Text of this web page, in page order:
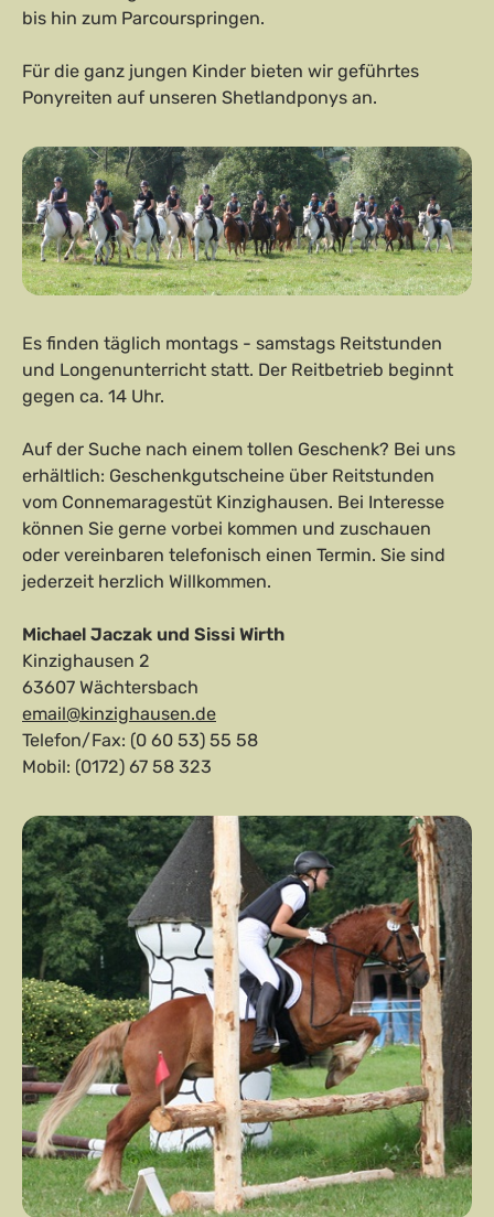
bis hin zum Parcourspringen.
Für die ganz jungen Kinder bieten wir geführtes
Ponyreiten auf unseren Shetlandponys an.
Es finden täglich montags - samstags Reitstunden
und Longenunterricht statt. Der Reitbetrieb beginnt
gegen ca. 14 Uhr.
Auf der Suche nach einem tollen Geschenk? Bei uns
erhältlich: Geschenkgutscheine über Reitstunden
vom Connemaragestüt Kinzighausen. Bei Interesse
können Sie gerne vorbei kommen und zuschauen
oder vereinbaren telefonisch einen Termin. Sie sind
jederzeit herzlich Willkommen.
Michael Jaczak und Sissi Wirth
Kinzighausen 2
63607 Wächtersbach
email@kinzighausen.de
Telefon/Fax: (0 60 53) 55 58
Mobil: (0172) 67 58 323